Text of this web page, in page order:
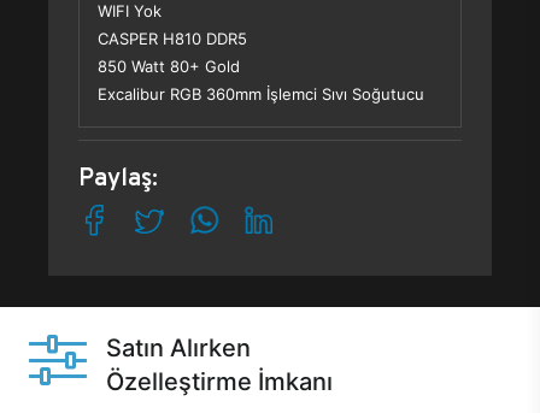
WIFI Yok
CASPER H810 DDR5
850 Watt 80+ Gold
Excalibur RGB 360mm İşlemci Sıvı Soğutucu
Paylaş:
Satın Alırken
Özelleştirme İmkanı